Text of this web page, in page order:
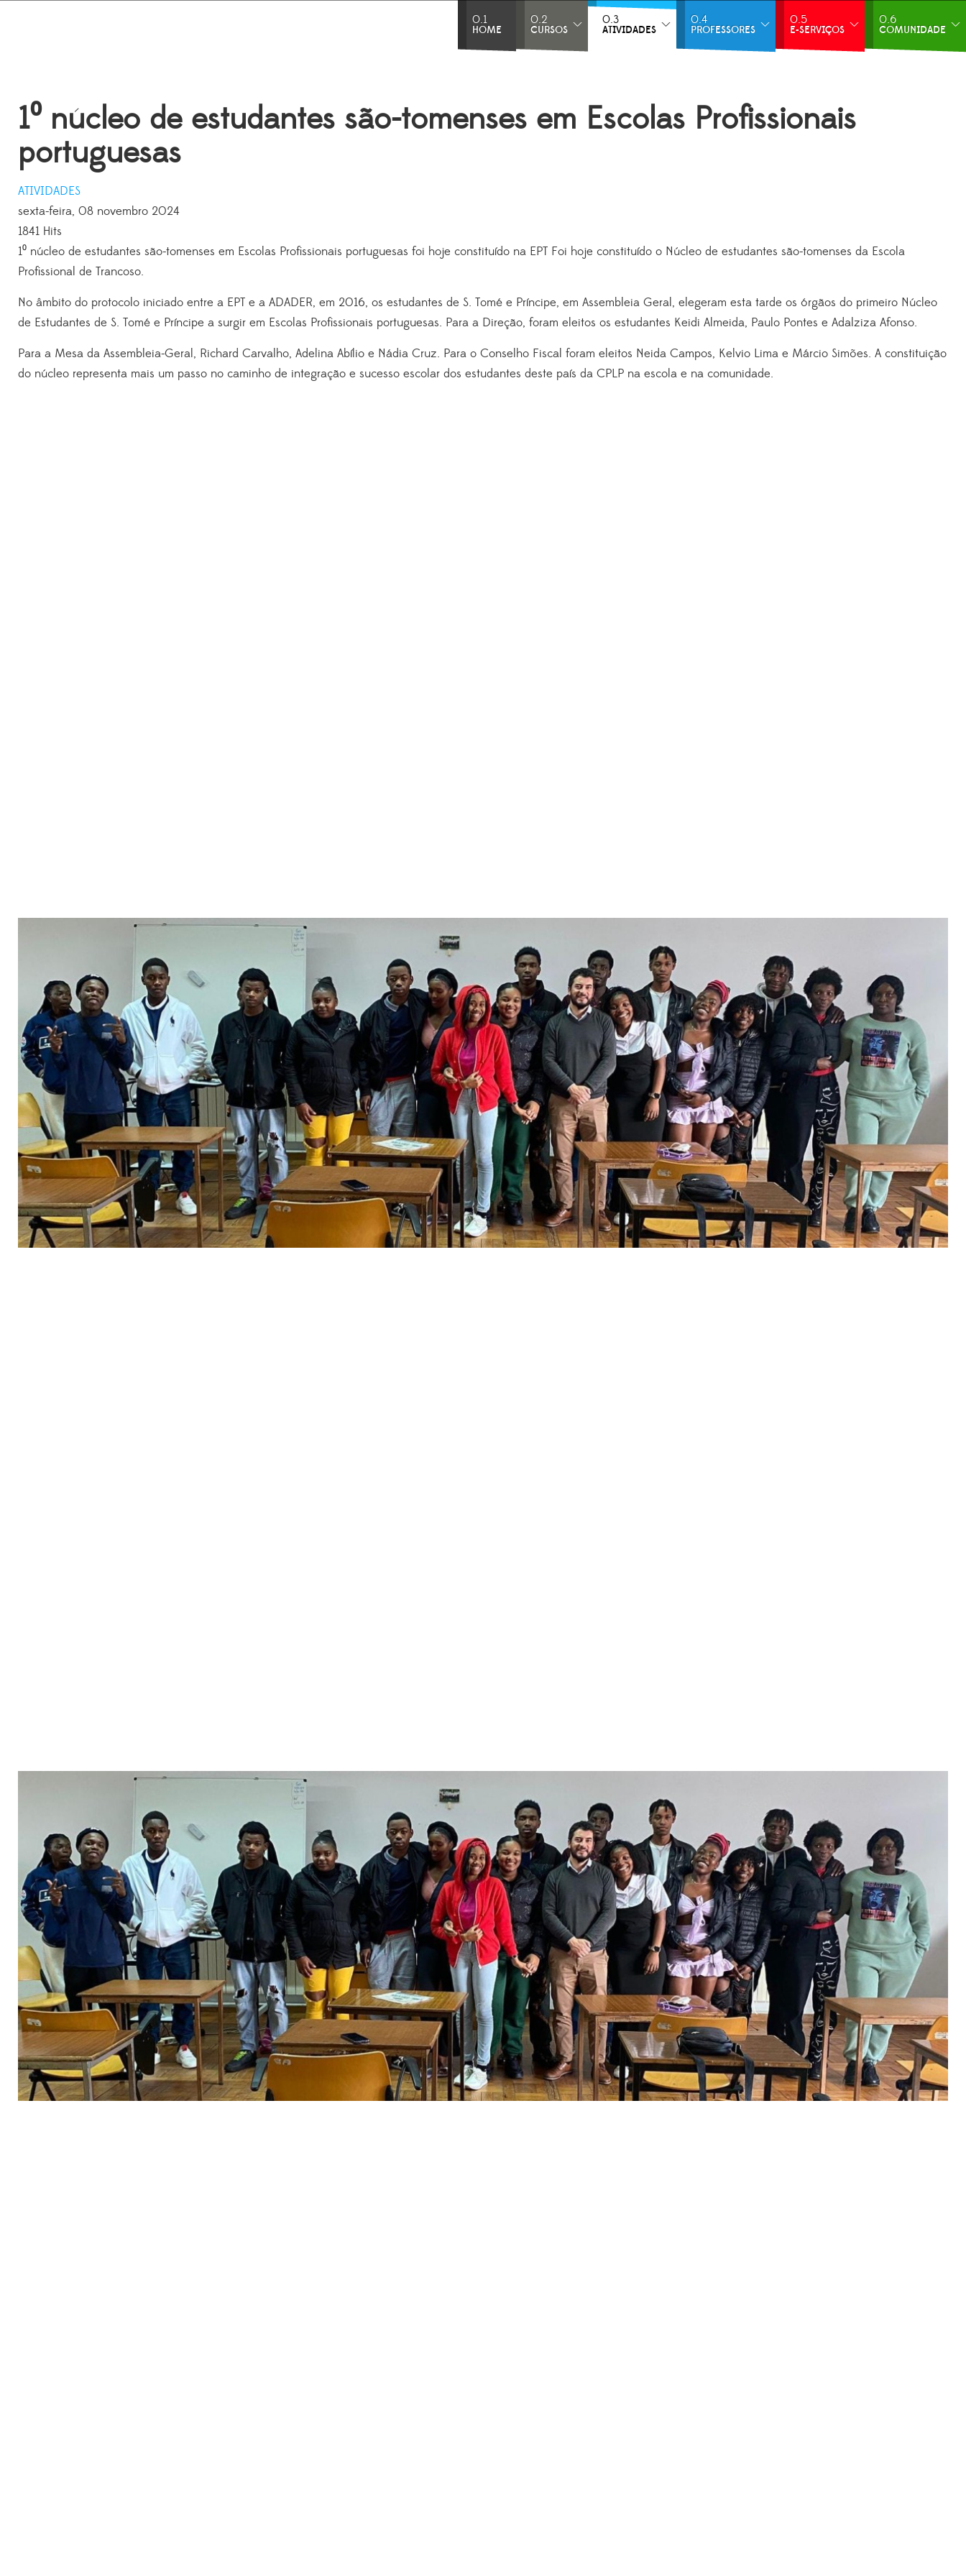
0.1
HOME
0.2
CURSOS
0.3
ATIVIDADES
0.4
PROFESSORES
0.5
E-SERVIÇOS
0.6
COMUNIDADE
1⁰ núcleo de estudantes são-tomenses em Escolas Profissionais
portuguesas
ATIVIDADES
sexta-feira, 08 novembro 2024
1841 Hits
1⁰ núcleo de estudantes são-tomenses em Escolas Profissionais portuguesas foi hoje constituído na EPT Foi hoje constituído o Núcleo de estudantes são-tomenses da Escola
Profissional de Trancoso.
No âmbito do protocolo iniciado entre a EPT e a ADADER, em 2016, os estudantes de S. Tomé e Príncipe, em Assembleia Geral, elegeram esta tarde os órgãos do primeiro Núcleo
de Estudantes de S. Tomé e Príncipe a surgir em Escolas Profissionais portuguesas. Para a Direção, foram eleitos os estudantes Keidi Almeida, Paulo Pontes e Adalziza Afonso.
Para a Mesa da Assembleia-Geral, Richard Carvalho, Adelina Abílio e Nádia Cruz. Para o Conselho Fiscal foram eleitos Neida Campos, Kelvio Lima e Márcio Simões. A constituição
do núcleo representa mais um passo no caminho de integração e sucesso escolar dos estudantes deste país da CPLP na escola e na comunidade.